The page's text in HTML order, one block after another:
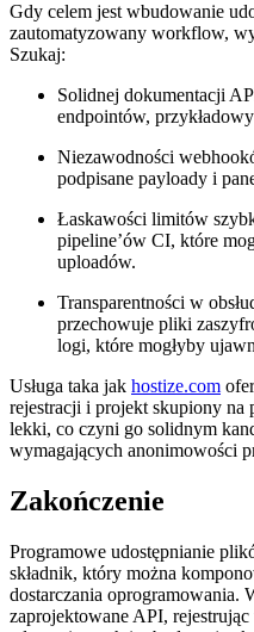
Gdy celem jest wbudowanie
zautomatyzowany workflow,
Szukaj:
Solidnej dokumentacji
endpointów,
Niezawodności
podpisane payloady i
Łaskawości limitów
pipeline’ów CI, które
uploadów.
Transparentności w
przechowuje pliki
logi, które mogłyby
Usługa taka jak hostize.com
rejestracji i projekt skupiony na
lekki, co czyni go solidnym
wymagających anonimowości
Zakończenie
Programowe udostępnianie
składnik, który można
dostarczania oprogramowania.
zaprojektowane API,